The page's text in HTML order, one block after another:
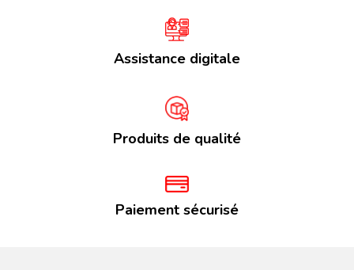
Assistance digitale
Produits de qualité
Paiement sécurisé